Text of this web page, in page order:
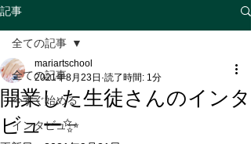
記事
全ての記事
今すぐ始める
インタビュー
全ての記事
開業した生徒さんのインタ
ビュー✨
mariartschool
2021年8月23日 読了時間: 1分